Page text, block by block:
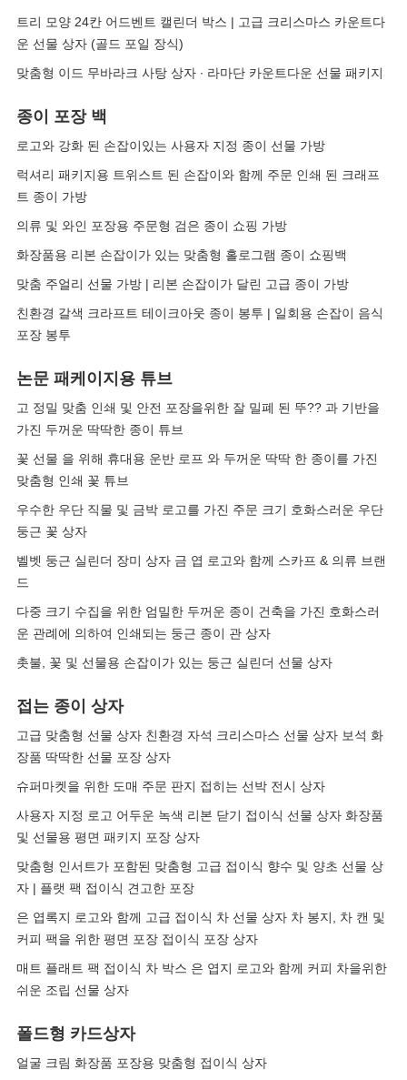
트리 모양 24칸 어드벤트 캘린더 박스 | 고급 크리스마스 카운트다
운 선물 상자 (골드 포일 장식)
맞춤형 이드 무바라크 사탕 상자 ∙ 라마단 카운트다운 선물 패키지
종이 포장 백
로고와 강화 된 손잡이있는 사용자 지정 종이 선물 가방
럭셔리 패키지용 트위스트 된 손잡이와 함께 주문 인쇄 된 크래프
트 종이 가방
의류 및 와인 포장용 주문형 검은 종이 쇼핑 가방
화장품용 리본 손잡이가 있는 맞춤형 홀로그램 종이 쇼핑백
맞춤 주얼리 선물 가방 | 리본 손잡이가 달린 고급 종이 가방
친환경 갈색 크라프트 테이크아웃 종이 봉투 | 일회용 손잡이 음식
포장 봉투
논문 패케이지용 튜브
고 정밀 맞춤 인쇄 및 안전 포장을위한 잘 밀폐 된 뚜?? 과 기반을
가진 두꺼운 딱딱한 종이 튜브
꽃 선물 을 위해 휴대용 운반 로프 와 두꺼운 딱딱 한 종이를 가진
맞춤형 인쇄 꽃 튜브
우수한 우단 직물 및 금박 로고를 가진 주문 크기 호화스러운 우단
둥근 꽃 상자
벨벳 둥근 실린더 장미 상자 금 엽 로고와 함께 스카프 & 의류 브랜
드
다중 크기 수집을 위한 엄밀한 두꺼운 종이 건축을 가진 호화스러
운 관례에 의하여 인쇄되는 둥근 종이 관 상자
촛불, 꽃 및 선물용 손잡이가 있는 둥근 실린더 선물 상자
접는 종이 상자
고급 맞춤형 선물 상자 친환경 자석 크리스마스 선물 상자 보석 화
장품 딱딱한 선물 포장 상자
슈퍼마켓을 위한 도매 주문 판지 접히는 선박 전시 상자
사용자 지정 로고 어두운 녹색 리본 닫기 접이식 선물 상자 화장품
및 선물용 평면 패키지 포장 상자
맞춤형 인서트가 포함된 맞춤형 고급 접이식 향수 및 양초 선물 상
자 | 플랫 팩 접이식 견고한 포장
은 엽록지 로고와 함께 고급 접이식 차 선물 상자 차 봉지, 차 캔 및
커피 팩을 위한 평면 포장 접이식 포장 상자
매트 플래트 팩 접이식 차 박스 은 엽지 로고와 함께 커피 차을위한
쉬운 조립 선물 상자
폴드형 카드상자
얼굴 크림 화장품 포장용 맞춤형 접이식 상자